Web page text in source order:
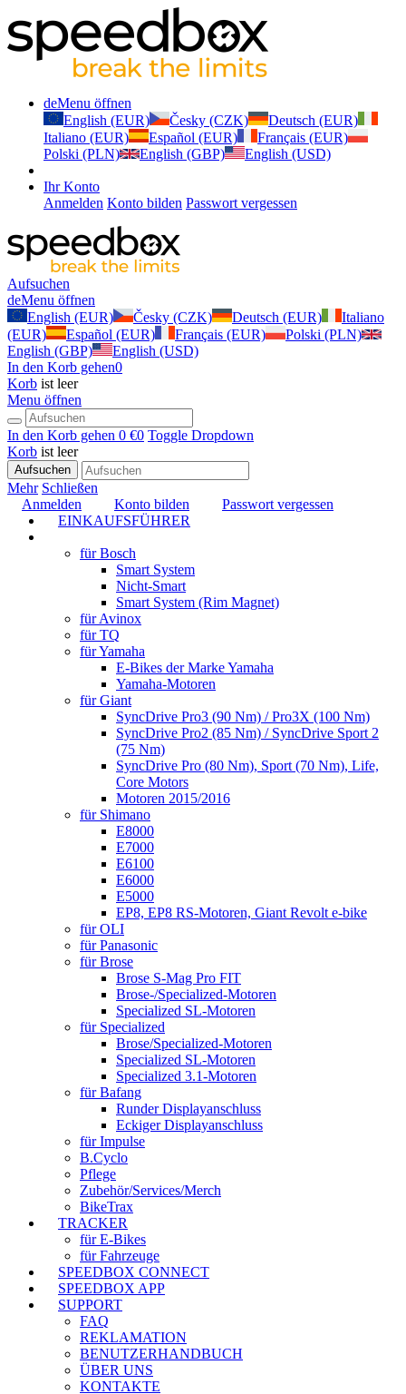
deMenu öffnen
English (EUR)
Česky (CZK)
Deutsch (EUR)
Italiano (EUR)
Español (EUR)
Français (EUR)
Polski (PLN)
English (GBP) English (USD)
Ihr Konto
Anmelden Konto bilden Passwort vergessen
Aufsuchen
deMenu öffnen
English (EUR)
Česky (CZK) Deutsch (EUR)
Italiano
(EUR)
Español (EUR) Français (EUR)
Polski (PLN)
English (GBP)
English (USD)
In den Korb gehen0
Korb ist leer
Menu öffnen
In den Korb gehen 0 €0 Toggle Dropdown
Korb ist leer
Aufsuchen
Mehr Schließen
Anmelden
Konto bilden
Passwort vergessen
EINKAUFSFÜHRER
für Bosch
Smart System
Nicht-Smart
Smart System (Rim Magnet)
für Avinox
für TQ
für Yamaha
E-Bikes der Marke Yamaha
Yamaha-Motoren
für Giant
SyncDrive Pro3 (90 Nm) / Pro3X (100 Nm)
SyncDrive Pro2 (85 Nm) / SyncDrive Sport 2
(75 Nm)
SyncDrive Pro (80 Nm), Sport (70 Nm), Life,
Core Motors
Motoren 2015/2016
für Shimano
E8000
E7000
E6100
E6000
E5000
EP8, EP8 RS-Motoren, Giant Revolt e-bike
für OLI
für Panasonic
für Brose
Brose S-Mag Pro FIT
Brose-/Specialized-Motoren
Specialized SL-Motoren
für Specialized
Brose/Specialized-Motoren
Specialized SL-Motoren
Specialized 3.1-Motoren
für Bafang
Runder Displayanschluss
Eckiger Displayanschluss
für Impulse
B.Cyclo
Pflege
Zubehör/Services/Merch
BikeTrax
TRACKER
für E-Bikes
für Fahrzeuge
SPEEDBOX CONNECT
SPEEDBOX APP
SUPPORT
FAQ
REKLAMATION
BENUTZERHANDBUCH
ÜBER UNS
KONTAKTE